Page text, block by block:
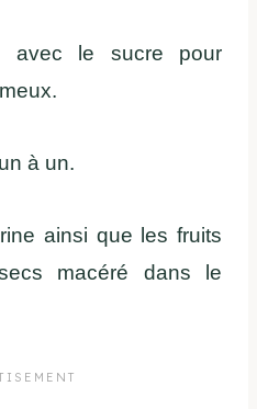
avec le sucre pour
à un.
ainsi que les fruits
macéré dans le